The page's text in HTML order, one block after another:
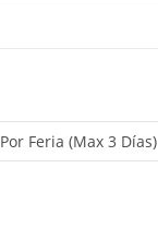
Por Feria (Max 3 Días)